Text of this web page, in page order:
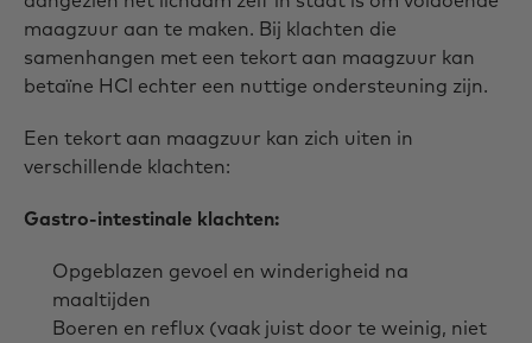
maagzuur aan te maken. Bij klachten die
samenhangen met een tekort aan maagzuur kan
betaïne HCl echter een nuttige ondersteuning zijn.
Een tekort aan maagzuur kan zich uiten in
verschillende klachten:
Gastro-intestinale klachten:
Opgeblazen gevoel en winderigheid na
maaltijden
Boeren en reflux (vaak juist door te weinig, niet